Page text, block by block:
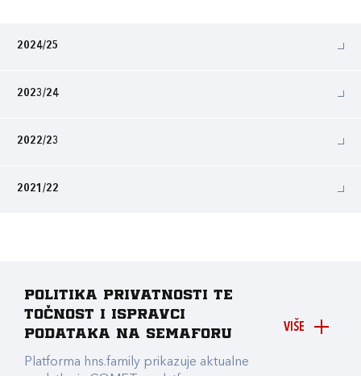
2024/25
2023/24
2022/23
2021/22
VIŠE
Politika privatnosti te
točnost i ispravci
podataka na Semaforu
Platforma hns.family prikazuje aktualne